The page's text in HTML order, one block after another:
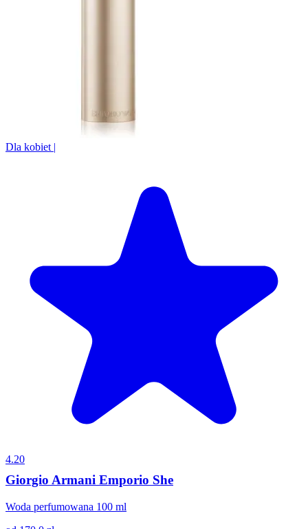
Dla kobiet |
4.20
Giorgio Armani Emporio She
Woda perfumowana 100 ml